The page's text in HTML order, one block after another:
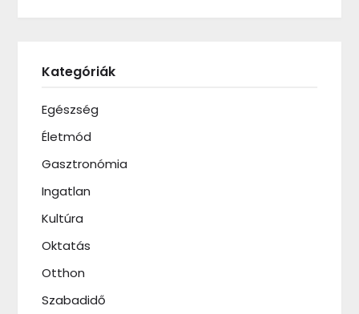
Kategóriák
Egészség
Életmód
Gasztronómia
Ingatlan
Kultúra
Oktatás
Otthon
Szabadidő